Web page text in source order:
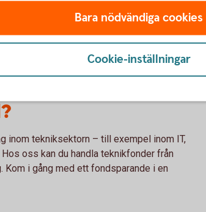
inom tekniksektorn – till exempel inom IT,
oss kan du handla teknikfonder från
Kom i gång med ett fondsparande i en
Bara nödvändiga cookies
Cookie-inställningar